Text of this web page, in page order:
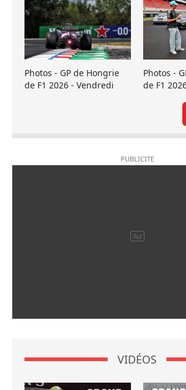
Photos - GP de Hongrie
de F1 2026 - Vendredi
Photos -
de F1
VIDÉOS